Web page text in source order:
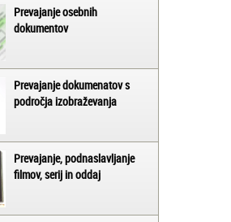
Prevajanje osebnih
dokumentov
Prevajanje dokumenatov s
področja izobraževanja
Prevajanje, podnaslavljanje
filmov, serij in oddaj